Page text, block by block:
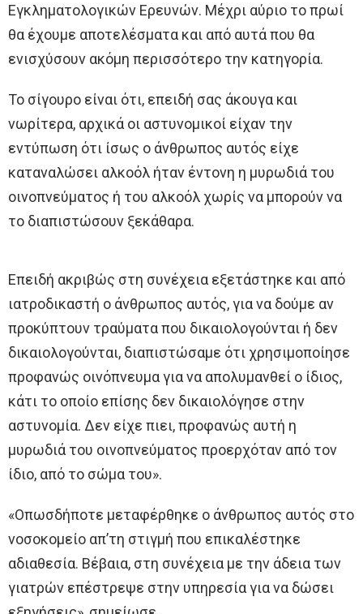
Εγκληματολογικών Ερευνών. Μέχρι αύριο το πρωί
θα έχουμε αποτελέσματα και από αυτά που θα
ενισχύσουν ακόμη περισσότερο την κατηγορία.
Το σίγουρο είναι ότι, επειδή σας άκουγα και
νωρίτερα, αρχικά οι αστυνομικοί είχαν την
εντύπωση ότι ίσως ο άνθρωπος αυτός είχε
καταναλώσει αλκοόλ ήταν έντονη η μυρωδιά του
οινοπνεύματος ή του αλκοόλ χωρίς να μπορούν να
το διαπιστώσουν ξεκάθαρα.
Επειδή ακριβώς στη συνέχεια εξετάστηκε και από
ιατροδικαστή ο άνθρωπος αυτός, για να δούμε αν
προκύπτουν τραύματα που δικαιολογούνται ή δεν
δικαιολογούνται, διαπιστώσαμε ότι χρησιμοποίησε
προφανώς οινόπνευμα για να απολυμανθεί ο ίδιος,
κάτι το οποίο επίσης δεν δικαιολόγησε στην
αστυνομία. Δεν είχε πιει, προφανώς αυτή η
μυρωδιά του οινοπνεύματος προερχόταν από τον
ίδιο, από το σώμα του».
«Οπωσδήποτε μεταφέρθηκε ο άνθρωπος αυτός στο
νοσοκομείο απ’τη στιγμή που επικαλέστηκε
αδιαθεσία. Βέβαια, στη συνέχεια με την άδεια των
γιατρών επέστρεψε στην υπηρεσία για να δώσει